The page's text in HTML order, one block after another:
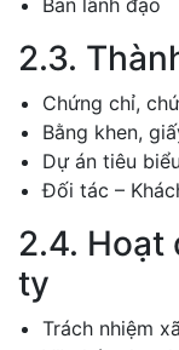
2.3.
Chứng chỉ,
Bằng khen,
Dự án tiêu biểu
Đối tác –
2.4. Hoạt
ty
Trách nhiệm